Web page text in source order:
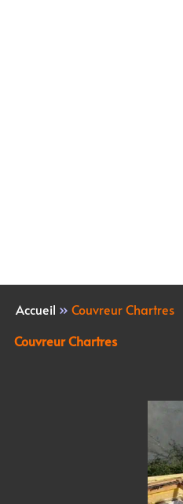
Accueil » Couvreur Chartres
Couvreur Chartres